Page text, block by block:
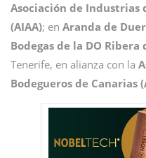
Asociación de Industrias
(AIAA); en Aranda de
Bodegas de la DO Ribera
Tenerife, en alianza con la
Bodegueros de Canarias